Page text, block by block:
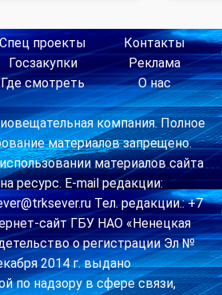
Спец проекты
Госзакупки
Где смотреть
Контакты
Реклама
О нас
компания. Полное
материалов запрещено.
материалов сайта
ресурс. E-mail редакции:
Тел. редакции.: +7
сайт ГБУ НАО «Ненецкая
о регистрации Эл №
2014 г. выдано
по надзору в сфере связи,